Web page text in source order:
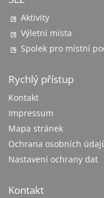
Aktivity
Výletní místa
Spolek pro místní
Rychlý přístup
Kontakt
Impressum
Mapa stránek
Ochrana osobních
Nastavení ochrany dat
Kontakt